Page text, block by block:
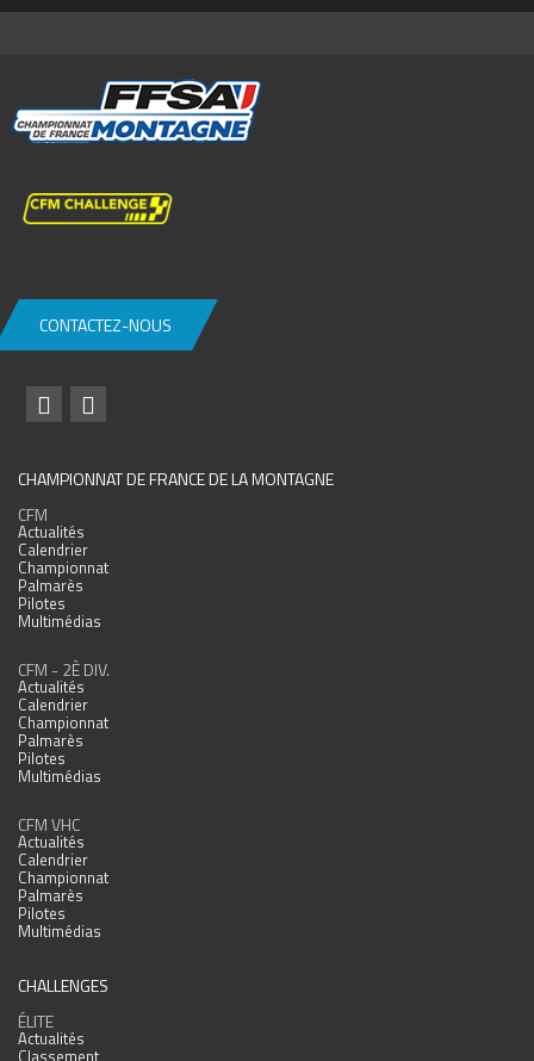
CONTACTEZ-NOUS
CHAMPIONNAT DE FRANCE DE LA MONTAGNE
CFM
Actualités
Calendrier
Championnat
Palmarès
Pilotes
Multimédias
CFM - 2È DIV.
Actualités
Calendrier
Championnat
Palmarès
Pilotes
Multimédias
CFM VHC
Actualités
Calendrier
Championnat
Palmarès
Pilotes
Multimédias
CHALLENGES
ÉLITE
Actualités
Classement